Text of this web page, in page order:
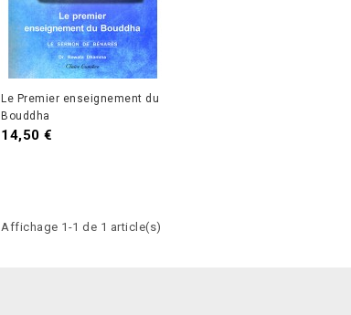
Le Premier enseignement du
Bouddha
14,50 €
Affichage 1-1 de 1 article(s)